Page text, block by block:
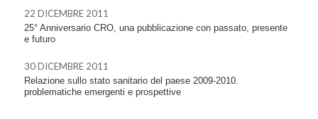
22 DICEMBRE 2011
25° Anniversario CRO, una pubblicazione con passato, presente
e futuro
30 DICEMBRE 2011
Relazione sullo stato sanitario del paese 2009-2010.
problematiche emergenti e prospettive